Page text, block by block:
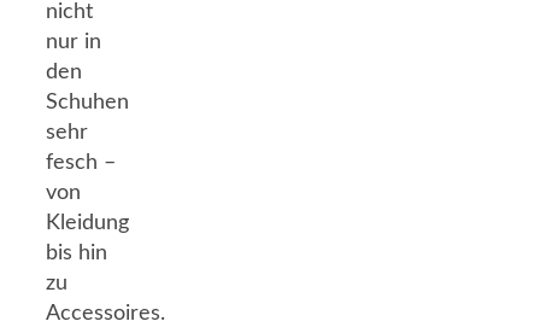
nicht
nur in
den
Schuhen
sehr
fesch –
von
Kleidung
bis hin
zu
Accessoires.